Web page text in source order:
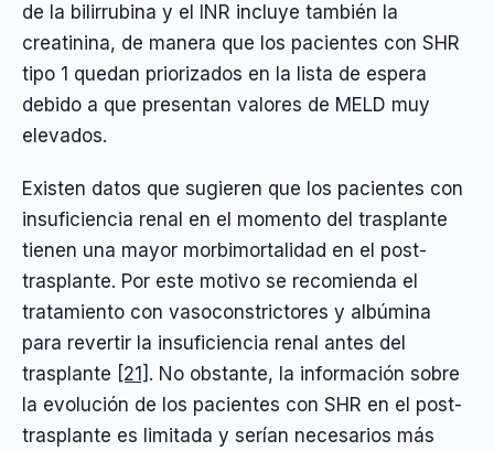
de la bilirrubina y el INR incluye también la
creatinina, de manera que los pacientes con SHR
tipo 1 quedan priorizados en la lista de espera
debido a que presentan valores de MELD muy
elevados.
Existen datos que sugieren que los pacientes con
insuficiencia renal en el momento del trasplante
tienen una mayor morbimortalidad en el post-
trasplante. Por este motivo se recomienda el
tratamiento con vasoconstrictores y albúmina
para revertir la insuficiencia renal antes del
trasplante [21] . No obstante, la información sobre
la evolución de los pacientes con SHR en el post-
trasplante es limitada y serían necesarios más